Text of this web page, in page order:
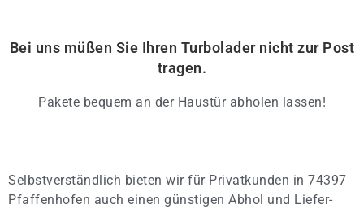
Bei uns müßen Sie Ihren Turbolader nicht zur Post
tragen.
Pakete bequem an der Haustür abholen lassen!
Selbstverständlich bieten wir für Privatkunden in 74397
Pfaffenhofen auch einen günstigen Abhol und Liefer-